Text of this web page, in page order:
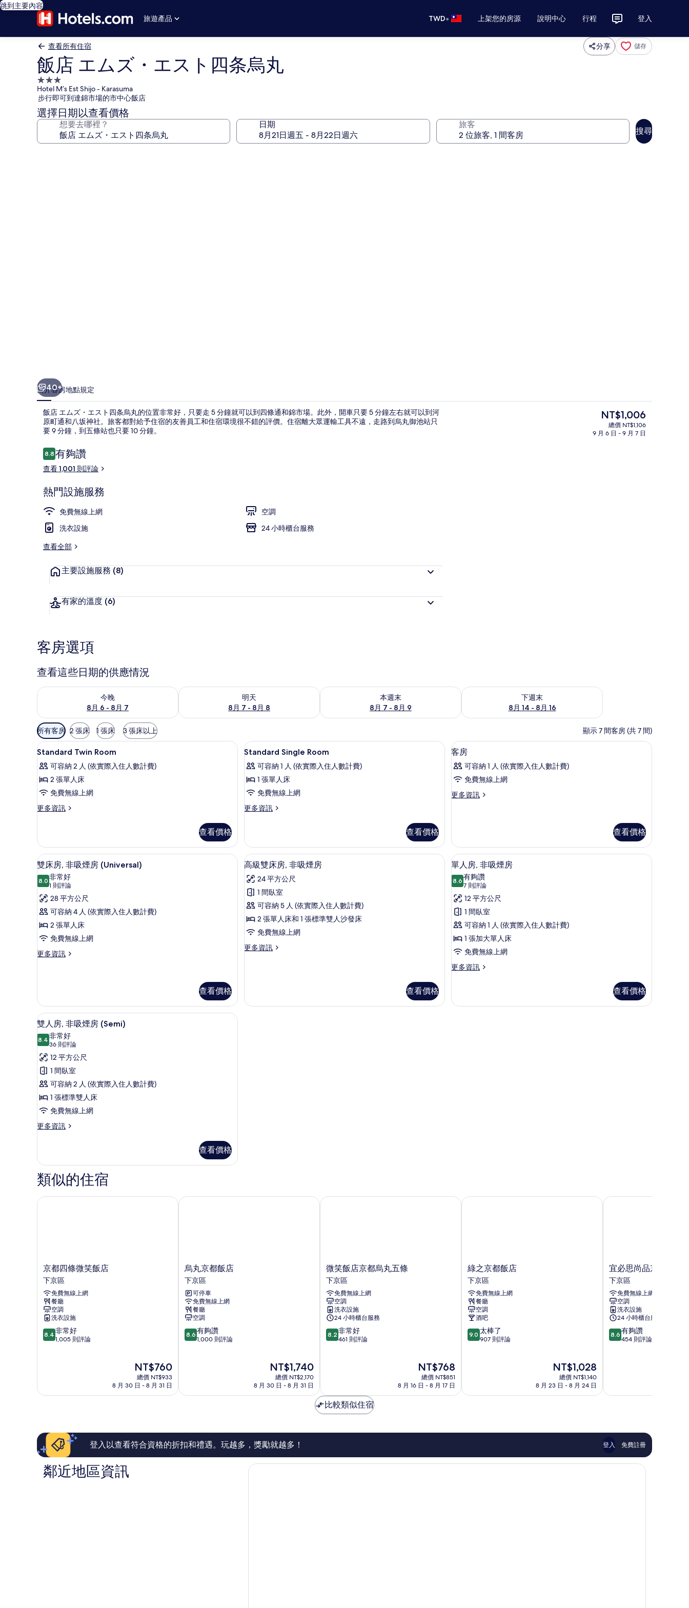
跳到主要內容
旅遊產品
TWD• 上架您的房源 說明中心 行程 登入
查看所有住宿 分享 儲存
飯店 エムズ・エスト四条烏丸
3.0
星
級
住
宿
Hotel M’s Est Shijo - Karasuma
步行即可到達錦市場的市中心飯店
選擇日期以查看價格
想要去哪裡？ 日期 旅客
搜尋
片
集
高級雙床房, 非吸煙房 | 高級寢具、羽
40+
簡介客房地點規定
飯店 エムズ・エスト四条烏丸的位置非常好，只要走 5 分鐘就可以到四條通和錦市場。此外，開車只要 5 分鐘左右就可以到河
原町通和八坂神社。旅客都對給予住宿的友善員工和住宿環境很不錯的評價。住宿離大眾運輸工具不遠，走路到烏丸御池站只
要 9 分鐘，到五條站也只要 10 分鐘。
評
論
8.88.8 分，滿分 10 分，
有夠讚
查看 1,001 則評論
熱門設施服務
免費無線上網
空調
洗衣設施
24 小時櫃台服務
查看全部
主要設施服務 (8)
有家的溫度 (6)
目
的
NT$1,006
總價 NT$1,106
9 月 6 日 - 9 月 7 日
客房選項
查看這些日期的供應情況
今晚
8月 6 - 8月 7
查看今晚 (8月 6 - 8月 7) 的供應情況
明天
8月 7 - 8月 8
查看明天 (8月 7 - 8月 8) 的供應情況
本週末
8月 7 - 8月 9
查看本週末 (8月 7 - 8月 9) 的供應情況
下週末
8月 14 - 8月 16
查看下週末 (8月 14 - 8月 16) 的供應情況
可
用
的
客
房
篩
選
條
所有客房 2 張床 1 張床 3 張床以上 顯示 7 間客房 (共 7 間)
顯
示
Standard
Twin
Room
的
相
片
高級寢具、羽絨被、客房內保險箱、書桌
1
Standard Twin Room
可容納 2 人 (依實際入住人數計費)
2 張單人床
免費無線上網
更多資訊
更
Room
的
詳
查看價格
顯
示
Standard
Single
Room
的
相
片
高級寢具、羽絨被、客房內保險箱、書桌
1
Standard Single Room
可容納 1 人 (依實際入住人數計費)
1 張單人床
免費無線上網
更多資訊
更
Room
的
詳
查看價格
顯
示
客
的
相
片
5
客房
可容納 1 人 (依實際入住人數計費)
免費無線上網
更多資訊
更
詳
情
查看價格
顯
示
雙
床
房,
非
吸
煙
所
有
相
片
雙床房, 非吸煙房 (Universal) | 高級寢具、羽絨被、客房內保險箱、書桌
12
雙床房, 非吸煙房 (Universal)
8.08.0 分，滿分 10 分
非常好
1 則評論
(1
則
評
論)
28 平方公尺
可容納 4 人 (依實際入住人數計費)
2 張單人床
免費無線上網
更多資訊
更
非
吸
煙
房
(Universal)
的
詳
情
查看價格
顯
示
高
級
雙
床
非
的
高級雙床房, 非吸煙房 | 高級寢具、羽絨被、客房內保險箱、書桌
12
高級雙床房, 非吸煙房
24 平方公尺
1 間臥室
可容納 5 人 (依實際入住人數計費)
2 張單人床和 1 張標準雙人沙發床
免費無線上網
更多資訊
更
房,
查看價格
顯
示
單
人
房,
非
吸
煙
房
有
高級寢具、羽絨被、客房內保險箱、書桌
12
單人房, 非吸煙房
8.68.6 分，滿分 10 分
有夠讚
7 則評論
(7
則
評
論)
12 平方公尺
1 間臥室
可容納 1 人 (依實際入住人數計費)
1 張加大單人床
免費無線上網
更多資訊
更
房,
查看價格
顯
示
雙
人
房,
非
吸
煙
房
所
有
相
片
高級寢具、羽絨被、客房內保險箱、書桌
14
雙人房, 非吸煙房 (Semi)
8.48.4 分，滿分 10 分
非常好
36 則評論
(36
則
評
論)
12 平方公尺
1 間臥室
可容納 2 人 (依實際入住人數計費)
1 張標準雙人床
免費無線上網
更多資訊
更
房,
非
吸
煙
房
查看價格
類似的住宿
京
都
四
條
微
笑
飯
店
下
京都四條微笑飯店
下京區
免費無線上網
餐廳
空調
洗衣設施
8.4
分，
常
評
論
8.4 非常好
1,005 則評論
現
在
價
NT$760
總價 NT$933
8 月 30 日 - 8 月 31 日
京都四條微笑飯店
烏
丸
京
都
飯
店
下
京
區
烏丸京都飯店
下京區
可停車
免費無線上網
餐廳
空調
8.6
分，
夠
評
論
8.6 有夠讚
1,000 則評論
現
在
價
NT$1,740
總價 NT$2,170
8 月 30 日 - 8 月 31 日
烏丸京都飯店
微
笑
飯
店
京
都
烏
丸
五
微笑飯店京都烏丸五條
下京區
免費無線上網
空調
洗衣設施
24 小時櫃台服務
8.2
分，
常
好，
461
評
8.2 非常好
461 則評論
現
在
價
NT$768
總價 NT$851
8 月 16 日 - 8 月 17 日
微笑飯店京都烏丸五條
綠
之
京
都
飯
店
下
京
區
綠之京都飯店
下京區
免費無線上網
餐廳
空調
酒吧
9.0
分，
棒
評
9.0 太棒了
907 則評論
現
價
NT$1,028
總價 NT$1,140
8 月 23 日 - 8 月 24 日
綠之京都飯店
宜
必
思
尚
品
京
都
四
條
宜必思尚品京都四條
下京區
免費無線上網
空調
洗衣設施
24 小時櫃台服務
8.6
分，
夠
評
論
8.6 有夠讚
454 則評論
宜必思尚品京都四條
比較類似住宿
登入以查看符合資格的折扣和禮遇。玩越多，獎勵就越多！ 登入 免費註冊
鄰近地區資訊